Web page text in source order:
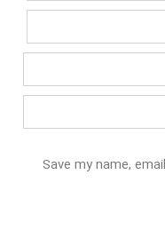
Save my name,